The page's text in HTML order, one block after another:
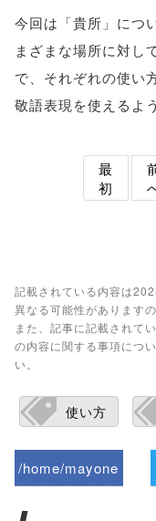
今回は「貴所」につ
まざまな場所に対し
で、それぞれの使い
敬語表現を使えるよ
最
初
記載されている内容は
異なる可能性があります
また、記事に記載されて
の内容に関する事項につ
い。
使い方
/home/mayone